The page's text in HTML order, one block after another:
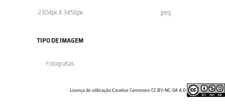
2304px X 3456px .jpeg
TIPO DE IMAGEM
Fotografias
Licença de utilização Creative Commons CC BY-NC-SA 4.0